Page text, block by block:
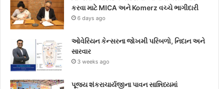
k
a
કરવા માટે MICA અને Komerz વચ્ચે ભાગીદારી
6 days ago
ઓવેરિયન કેન્સરના જોખમી પરિબળો, નિદાન અને
સારવાર
3 weeks ago
પૂજ્ય શંકરાચાર્યજીના પાવન સાન્નિધ્યમાં